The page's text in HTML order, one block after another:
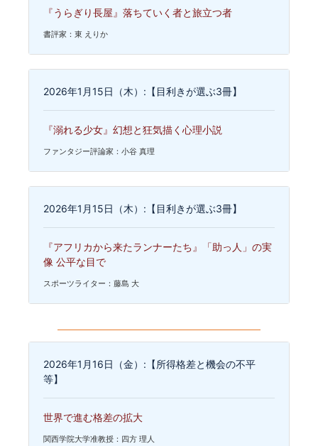
『うらぎり長屋』落ちていく者と旅立つ者
書評家：東 えりか
2026年1月15日（木）:【目利きが選ぶ3冊】
『溺れる少女』幻想と狂気描く心理小説
ファンタジー評論家：小谷 真理
2026年1月15日（木）:【目利きが選ぶ3冊】
『アフリカから来たランナーたち』「助っ人」の実
像 公平な目で
スポーツライター：藤島 大
2026年1月16日（金）:【所得格差と機会の不平
等】
世界で進む格差の拡大
関西学院大学准教授：四方 理人